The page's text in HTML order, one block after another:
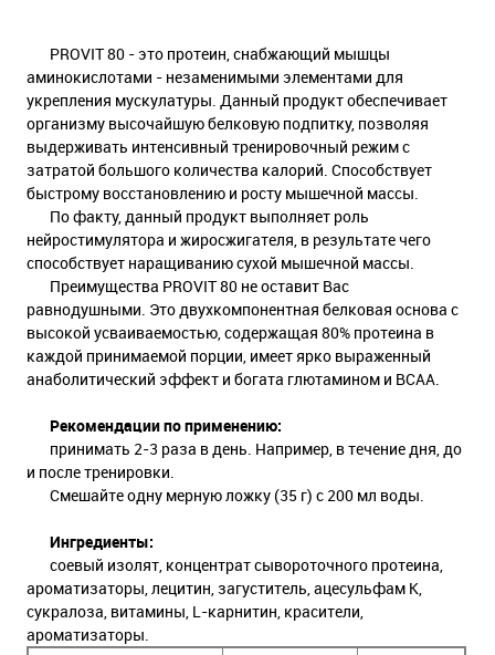
PROVIT 80 - это протеин, снабжающий мышцы
аминокислотами - незаменимыми элементами для
укрепления мускулатуры. Данный продукт обеспечивает
организму высочайшую белковую подпитку, позволяя
выдерживать интенсивный тренировочный режим с
затратой большого количества калорий. Способствует
быстрому восстановлению и росту мышечной массы.
По факту, данный продукт выполняет роль
нейростимулятора и жиросжигателя, в результате чего
способствует наращиванию сухой мышечной массы.
Преимущества PROVIT 80 не оставит Вас
равнодушными. Это двухкомпонентная белковая основа с
высокой усваиваемостью, содержащая 80% протеина в
каждой принимаемой порции, имеет ярко выраженный
анаболитический эффект и богата глютамином и BCAA.
Рекомендации по применению:
принимать 2-3 раза в день. Например, в течение дня, до
и после тренировки.
Смешайте одну мерную ложку (35 г) с 200 мл воды.
Ингредиенты:
соевый изолят, концентрат сывороточного протеина,
ароматизаторы, лецитин, загуститель, ацесульфам К,
сукралоза, витамины, L-карнитин, красители,
ароматизаторы.